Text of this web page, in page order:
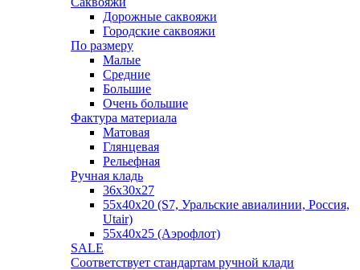
Дорожные саквояжи
Городские саквояжи
По размеру
Малые
Средние
Большие
Очень большие
Фактура материала
Матовая
Глянцевая
Рельефная
Ручная кладь
36х30x27
55х40х20 (S7, Уральские авиалинии, Россия,
Utair)
55х40х25 (Аэрофлот)
SALE
Соответствует стандартам ручной клади